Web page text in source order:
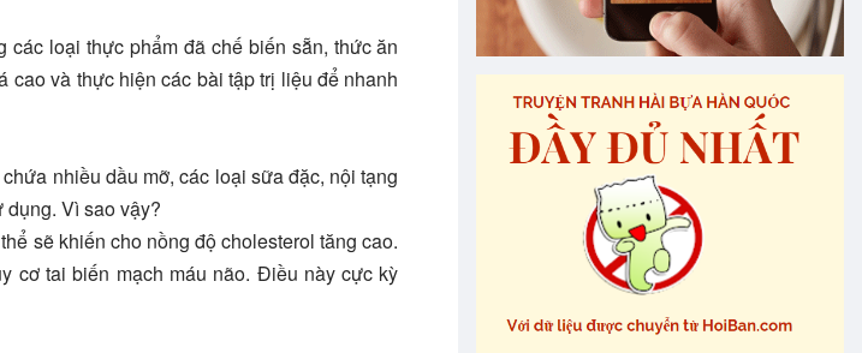
loại thực phẩm đã chế biến sẵn, thức ăn
và thực hiện các bài tập trị liệu để nhanh
nhiều dầu mỡ, các loại sữa đặc, nội tạng
Vì sao vậy?
sẽ khiến cho nồng độ cholesterol tăng cao.
cơ tai biến mạch máu não. Điều này cực kỳ